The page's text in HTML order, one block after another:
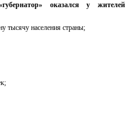
оказался у жителей
тысячу населения страны;